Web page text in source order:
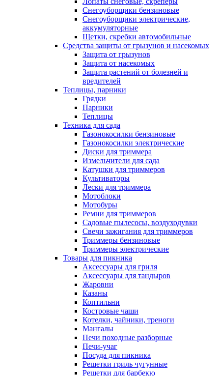
Снегоуборщики бензиновые
Снегоуборщики электрические,
аккумуляторные
Щетки, скребки автомобильные
Средства защиты от грызунов и насекомых
Защита от грызунов
Защита от насекомых
Защита растений от болезней и
вредителей
Теплицы, парники
Грядки
Парники
Теплицы
Техника для сада
Газонокосилки бензиновые
Газонокосилки электрические
Диски для триммера
Измельчители для сада
Катушки для триммеров
Культиваторы
Лески для триммера
Мотоблоки
Мотобуры
Ремни для триммеров
Садовые пылесосы, воздуходувки
Свечи зажигания для триммеров
Триммеры бензиновые
Триммеры электрические
Товары для пикника
Аксессуары для гриля
Аксессуары для тандыров
Жаровни
Казаны
Коптильни
Костровые чаши
Котелки, чайники, треноги
Мангалы
Печи походные разборные
Печи-учаг
Посуда для пикника
Решетки гриль чугунные
Решетки для барбекю